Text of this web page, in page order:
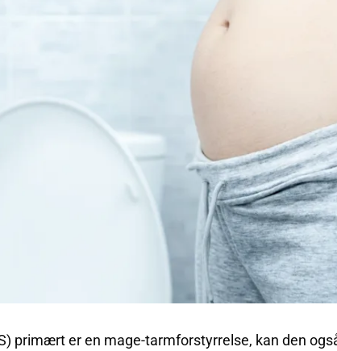
primært er en mage-tarmforstyrrelse, kan den